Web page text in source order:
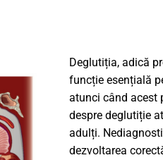
Deglutiția, adică
funcție esențială
atunci când acest
despre deglutiție
adulți.
dezvoltarea